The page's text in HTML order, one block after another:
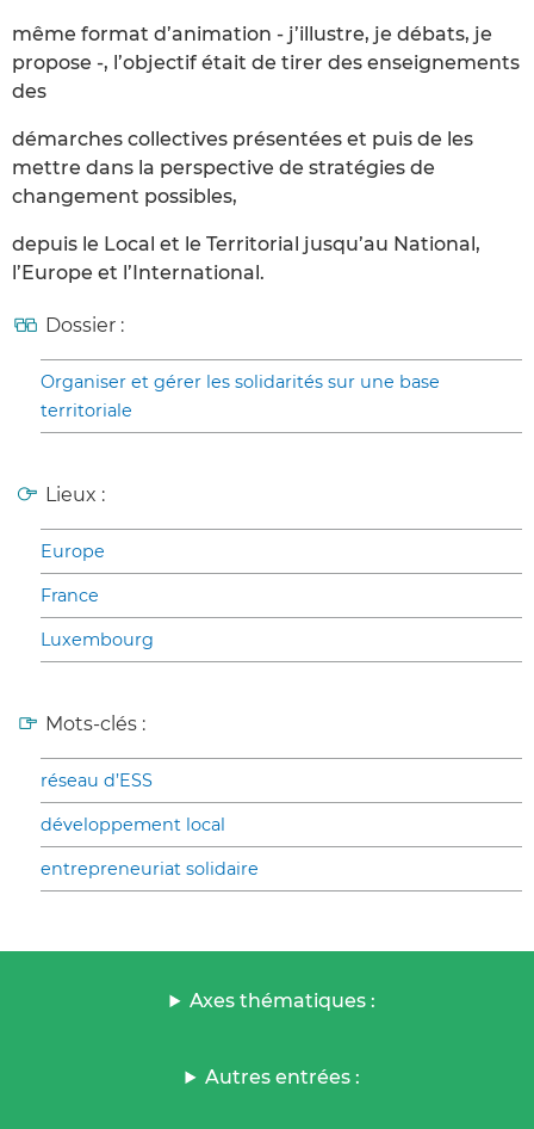
même format d’animation - j’illustre, je débats, je
propose -, l’objectif était de tirer des enseignements
des
démarches collectives présentées et puis de les
mettre dans la perspective de stratégies de
changement possibles,
depuis le Local et le Territorial jusqu’au National,
l’Europe et l’International.
Dossier :
Organiser et gérer les solidarités sur une base
territoriale
Lieux :
Europe
France
Luxembourg
Mots-clés :
réseau d’ESS
développement local
entrepreneuriat solidaire
Axes thématiques :
Autres entrées :